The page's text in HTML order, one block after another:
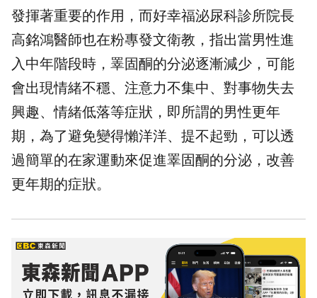
發揮著重要的作用，而好幸福泌尿科診所院長
高銘鴻醫師也在粉專發文衛教，指出當男性進
入中年階段時，睪固酮的分泌逐漸減少，可能
會出現情緒不穩、注意力不集中、對事物失去
興趣、情緒低落等症狀，即所謂的男性更年
期，為了避免變得懶洋洋、提不起勁，可以透
過簡單的在家運動來促進睪固酮的分泌，改善
更年期的症狀。